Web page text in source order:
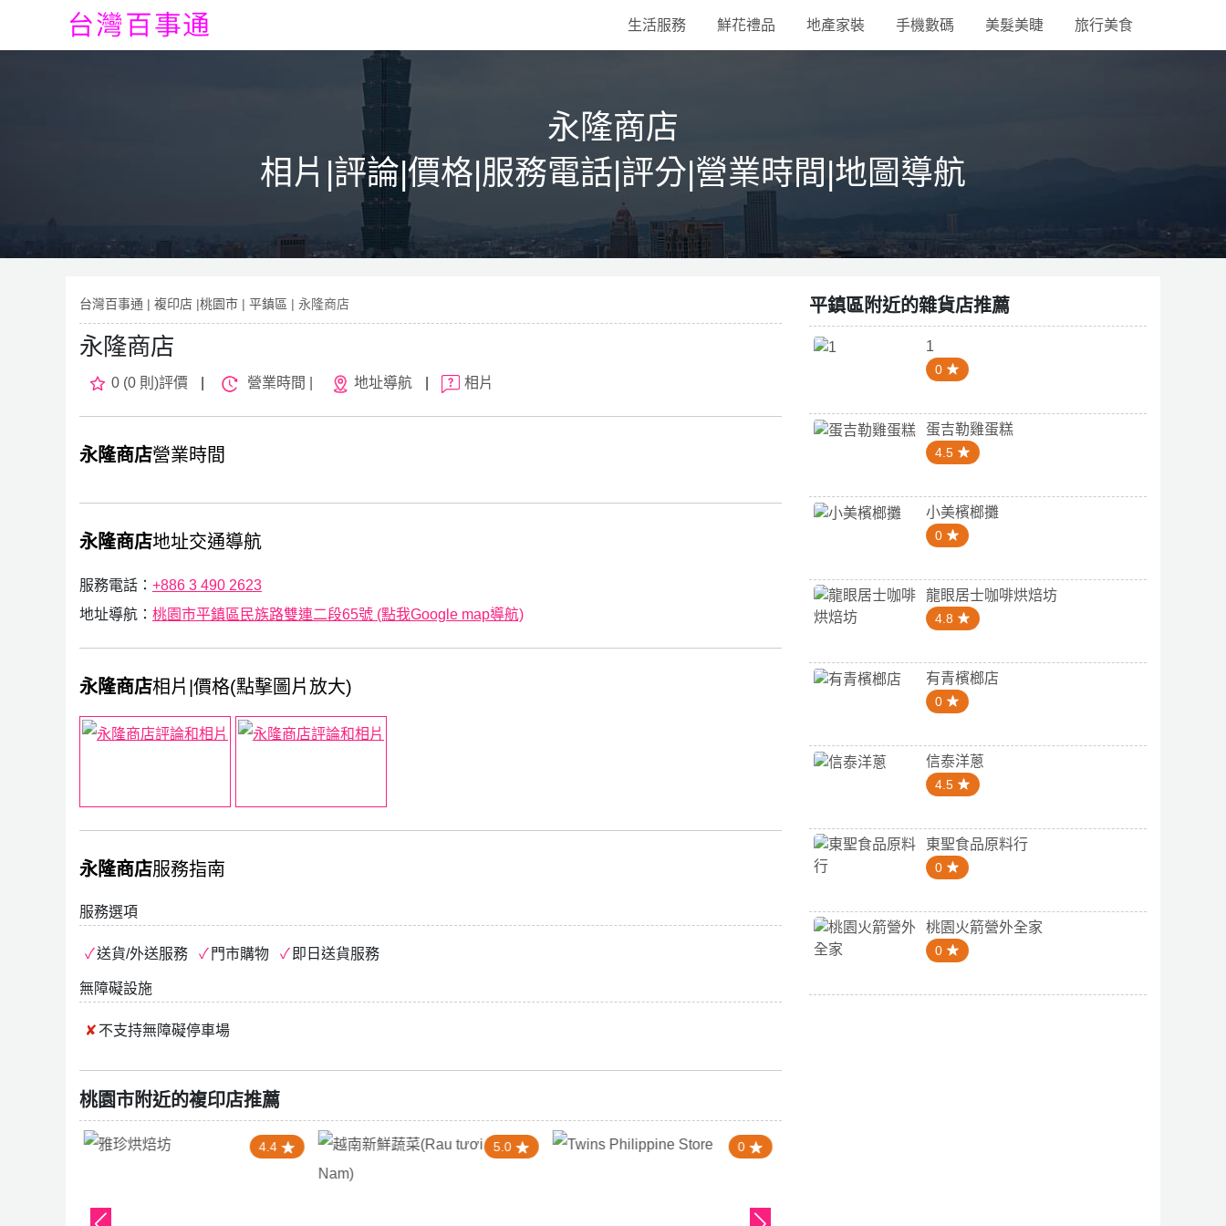
生活服務 鮮花禮品 地產家裝 手機數碼 美髮美睫 旅行美食
永隆商店
相片|評論|價格|服務電話|評分|營業時間|地圖導航
台灣百事通 | 複印店 |桃園市 | 平鎮區 | 永隆商店
永隆商店
0 (0 則)評價 營業時間 | 地址導航 相片
永隆商店營業時間
永隆商店地址交通導航
服務電話： +886 3 490 2623
地址導航： 桃園市平鎮區民族路雙連二段65號 (點我Google map導航)
永隆商店相片|價格(點擊圖片放大)
永隆商店服務指南
服務選項
送貨/外送服務 門市購物 即日送貨服務
無障礙設施
不支持無障礙停車場
桃園市附近的複印店推薦
4.4 5.0 0
平鎮區附近的雜貨店推薦
1
0
蛋吉勒雞蛋糕
4.5
小美檳榔攤
0
龍眼居士咖啡烘焙坊
4.8
有青檳榔店
0
信泰洋蔥
4.5
東聖食品原料行
0
桃園火箭營外全家
0